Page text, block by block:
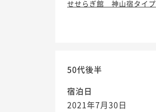
せせらぎ館 神山宿タイプ
50代後半
宿泊日
2021年7月30日